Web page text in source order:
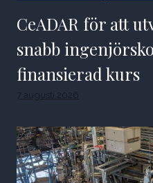
CeADAR för att
snabb
finansierad kurs
7 augusti 2026